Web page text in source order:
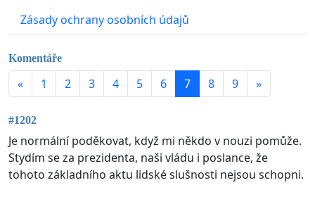
Zásady ochrany osobních údajů
Komentáře
« 1 2 3 4 5 6 7 8 9 »
#1202
Je normální poděkovat, když mi někdo v nouzi pomůže.
Stydím se za prezidenta, naši vládu i poslance, že
tohoto základního aktu lidské slušnosti nejsou schopni.